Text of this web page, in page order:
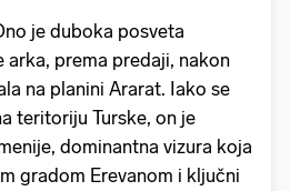
je duboka posveta
arka, prema predaji, nakon
na planini Ararat. Iako se
teritoriju Turske, on je
dominantna vizura koja
gradom Erevanom i ključni